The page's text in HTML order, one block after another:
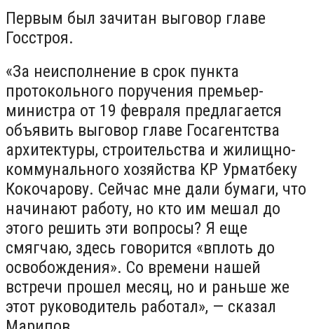
Первым был зачитан выговор главе
Госстроя.
«За неисполнение в срок пункта
протокольного поручения премьер-
министра от 19 февраля предлагается
объявить выговор главе Госагентства
архитектуры, строительства и жилищно-
коммунального хозяйства КР Урматбеку
Кокочарову. Сейчас мне дали бумаги, что
начинают работу, но кто им мешал до
этого решить эти вопросы? Я еще
смягчаю, здесь говорится «вплоть до
освобождения». Со времени нашей
встречи прошел месяц, но и раньше же
этот руководитель работал», — сказал